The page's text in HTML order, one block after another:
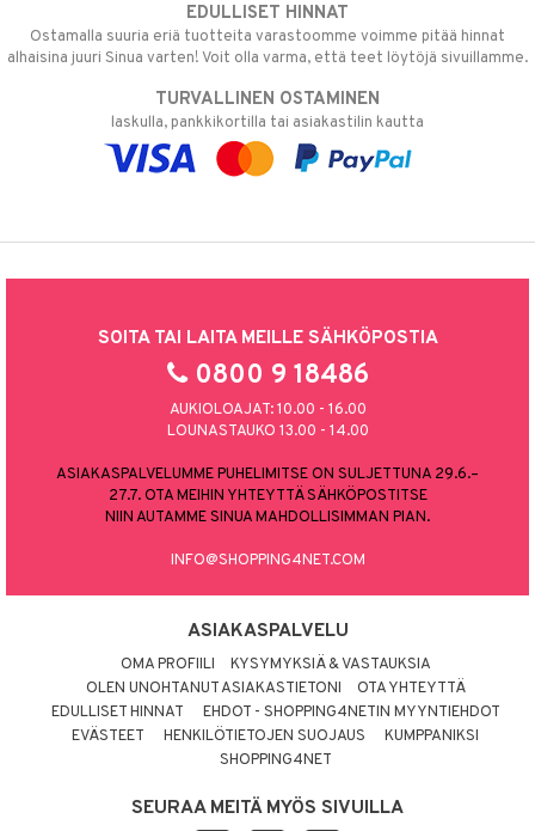
EDULLISET HINNAT
Ostamalla suuria eriä tuotteita varastoomme voimme pitää hinnat
alhaisina juuri Sinua varten! Voit olla varma, että teet löytöjä sivuillamme.
TURVALLINEN OSTAMINEN
laskulla, pankkikortilla tai asiakastilin kautta
SOITA TAI LAITA MEILLE SÄHKÖPOSTIA
0800 9 18486
AUKIOLOAJAT: 10.00 - 16.00
LOUNASTAUKO 13.00 - 14.00
ASIAKASPALVELUMME PUHELIMITSE ON SULJETTUNA 29.6.–
27.7. OTA MEIHIN YHTEYTTÄ SÄHKÖPOSTITSE
NIIN AUTAMME SINUA MAHDOLLISIMMAN PIAN.
INFO@SHOPPING4NET.COM
ASIAKASPALVELU
OMA PROFIILI
KYSYMYKSIÄ & VASTAUKSIA
OLEN UNOHTANUT ASIAKASTIETONI
OTA YHTEYTTÄ
EDULLISET HINNAT
EHDOT - SHOPPING4NETIN MYYNTIEHDOT
EVÄSTEET
HENKILÖTIETOJEN SUOJAUS
KUMPPANIKSI
SHOPPING4NET
SEURAA MEITÄ MYÖS SIVUILLA